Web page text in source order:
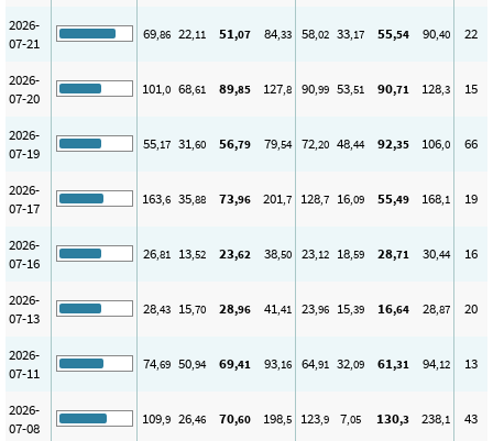
2026-
07-21
69,86 22,11 51,07 84,33 58,02 33,17 55,54 90,40 22
2026-
07-20
101,0 68,61 89,85 127,8 90,99 53,51 90,71 128,3 15
2026-
07-19
55,17 31,60 56,79 79,54 72,20 48,44 92,35 106,0 66
2026-
07-17
163,6 35,88 73,96 201,7 128,7 16,09 55,49 168,1 19
2026-
07-16
26,81 13,52 23,62 38,50 23,12 18,59 28,71 30,44 16
2026-
07-13
28,43 15,70 28,96 41,41 23,96 15,39 16,64 28,87 20
2026-
07-11
74,69 50,94 69,41 93,16 64,91 32,09 61,31 94,12 13
2026-
07-08
109,9 26,46 70,60 198,5 123,9 7,05 130,3 238,1 43